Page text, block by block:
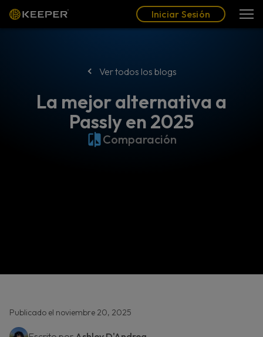
Iniciar Sesión
Ver todos los blogs
La mejor alternativa a
Passly en 2025
Comparación
Publicado el noviembre 20, 2025